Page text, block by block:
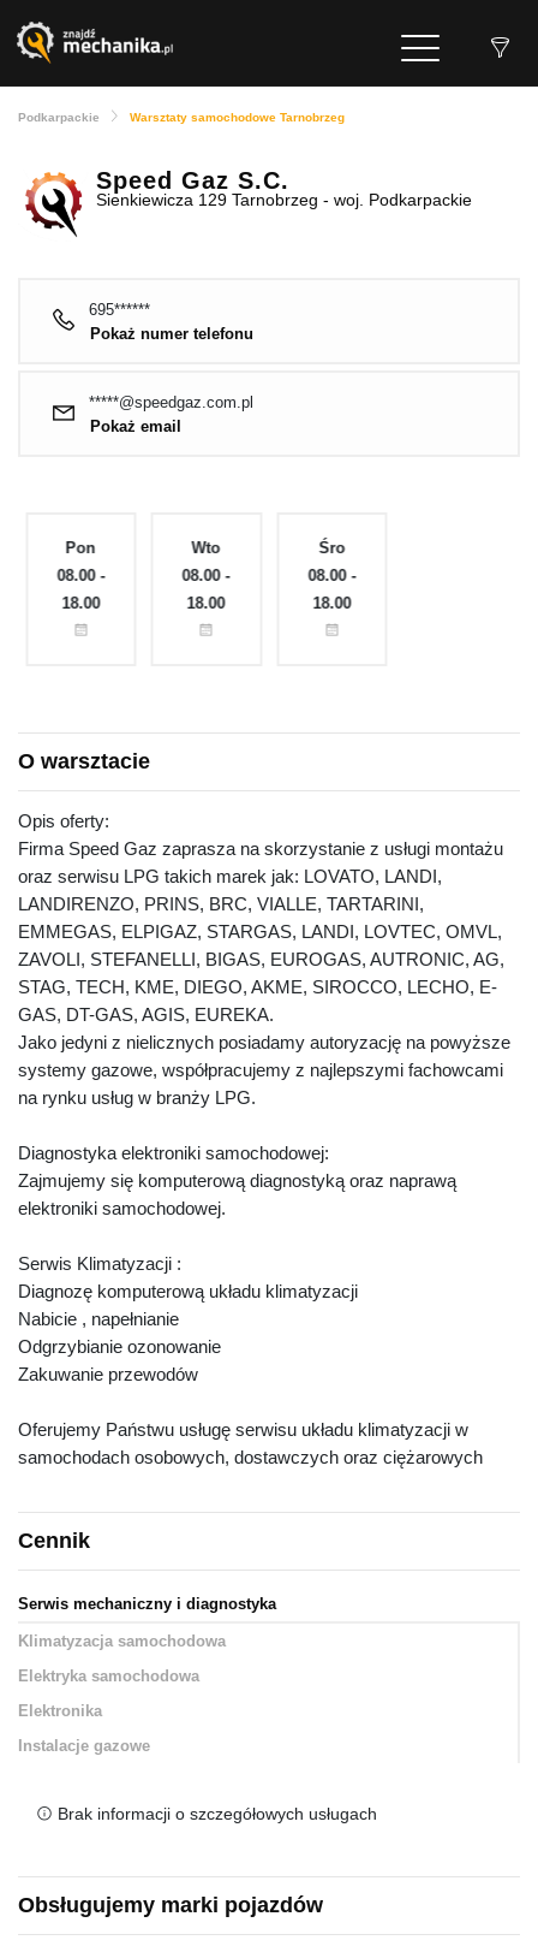
Podkarpackie Warsztaty samochodowe Tarnobrzeg
Speed Gaz S.C.
Sienkiewicza 129 Tarnobrzeg - woj. Podkarpackie
695******
Pokaż numer telefonu
*****@speedgaz.com.pl
Pokaż email
Pon
08.00 -
18.00
Wto
08.00 -
18.00
Śro
08.00 -
18.00
O warsztacie
Opis oferty:
Firma Speed Gaz zaprasza na skorzystanie z usługi montażu
oraz serwisu LPG takich marek jak: LOVATO, LANDI,
LANDIRENZO, PRINS, BRC, VIALLE, TARTARINI,
EMMEGAS, ELPIGAZ, STARGAS, LANDI, LOVTEC, OMVL,
ZAVOLI, STEFANELLI, BIGAS, EUROGAS, AUTRONIC, AG,
STAG, TECH, KME, DIEGO, AKME, SIROCCO, LECHO, E-
GAS, DT-GAS, AGIS, EUREKA.
Jako jedyni z nielicznych posiadamy autoryzację na powyższe
systemy gazowe, współpracujemy z najlepszymi fachowcami
na rynku usług w branży LPG.
Diagnostyka elektroniki samochodowej:
Zajmujemy się komputerową diagnostyką oraz naprawą
elektroniki samochodowej.
Serwis Klimatyzacji :
Diagnozę komputerową układu klimatyzacji
Nabicie , napełnianie
Odgrzybianie ozonowanie
Zakuwanie przewodów
Oferujemy Państwu usługę serwisu układu klimatyzacji w
samochodach osobowych, dostawczych oraz ciężarowych
Cennik
Serwis mechaniczny i diagnostyka
Klimatyzacja samochodowa
Elektryka samochodowa
Elektronika
Instalacje gazowe
Brak informacji o szczegółowych usługach
Obsługujemy marki pojazdów